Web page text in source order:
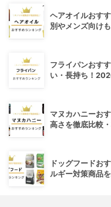
ヘアオイルおす
別やメンズ向けも
フライパンおす
い・長持ち！
マヌカハニーお
高さを徹底比較
ドッグフードお
ルギー対策商品